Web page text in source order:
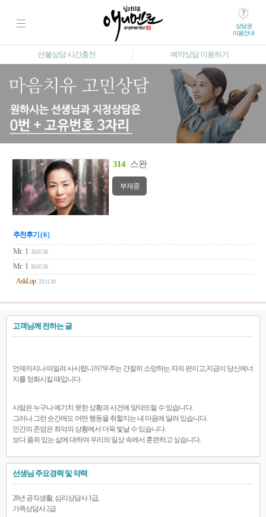
상담권
이용안내
선불상담 시간충전 예약상담 이용하기
314 스완
부재중
추천후기 ( 6 )
Mr. 1 26.07.26
Mr. 1 26.07.26
AskLop 23.11.10
고객님께 전하는 글
언제까지나 떠밀려 사시렵니까?우주는 간절히 소망하는 자의 편이고,지금이 당신에너
지를 정화시킬 때입니다.
사람은 누구나 예기치 못한 상황과 사건에 맞닥뜨릴 수 있습니다.
그러나 그런 순간에도 어떤 행동을 취할지는 내 마음에 달려 있습니다.
인간의 존엄은 최악의 상황에서 더욱 빛날 수 있습니다.
보다 품위 있는 삶에 대하여 우리의 일상 속에서 훈련하고 싶습니다.
선생님 주요경력 및 약력
28년 공직생활, 심리상담사 1급,
가족상담사 2급